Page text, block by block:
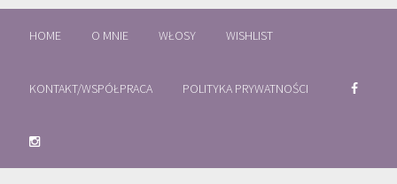
HOME O MNIE WŁOSY WISHLIST
KONTAKT/WSPÓŁPRACA POLITYKA PRYWATNOŚCI